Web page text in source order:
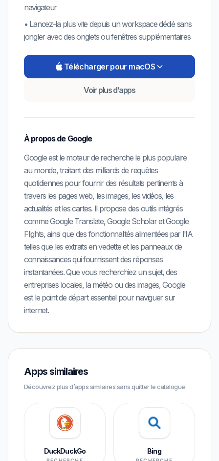
navigateur
• Lancez-la plus vite depuis un workspace dédié sans
jongler avec des onglets ou fenêtres supplémentaires
Télécharger pour macOS
Voir plus d’apps
À propos de Google
Google est le moteur de recherche le plus populaire
au monde, traitant des milliards de requêtes
quotidiennes pour fournir des résultats pertinents à
travers les pages web, les images, les vidéos, les
actualités et les cartes. Il propose des outils intégrés
comme Google Translate, Google Scholar et Google
Flights, ainsi que des fonctionnalités alimentées par l'IA
telles que les extraits en vedette et les panneaux de
connaissances qui fournissent des réponses
instantanées. Que vous recherchiez un sujet, des
entreprises locales, la météo ou des images, Google
est le point de départ essentiel pour naviguer sur
internet.
Apps similaires
Découvrez plus d’apps similaires sans quitter le catalogue.
DuckDuckGo Bing